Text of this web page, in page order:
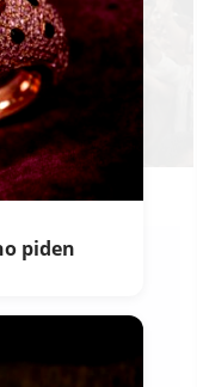
piden